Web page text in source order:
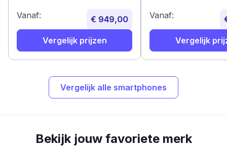
Vanaf: € 949,00
Vergelijk prijzen
Vanaf:
Vergelijk
Vergelijk alle smartphones
Bekijk jouw favoriete merk